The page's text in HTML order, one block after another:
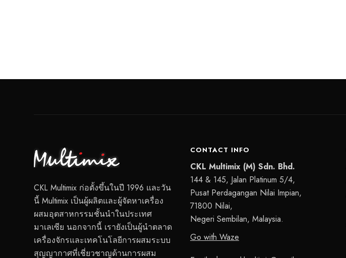
CKL Multimix ก่อตั้งขึ้นในปี 1996 และวัน
นี้ Multimix เป็นผู้ผลิตและผู้จัดหาเครื่อง
ผสมอุตสาหกรรมชั้นนำในประเทศ
มาเลเซีย นอกจากนี้ เรายังเป็นผู้นำตลาด
เครื่องจักรและเทคโนโลยีการผสมระบบ
สุญญากาศที่เชี่ยวชาญด้านการผสม
CONTACT INFO
CKL Multimix (M) Sdn. Bhd.
144 & 145, Jalan Platinum 5/4,
Pusat Perdagangan Nilai Impian,
71800 Nilai,
Negeri Sembilan, Malaysia.
Go with Waze